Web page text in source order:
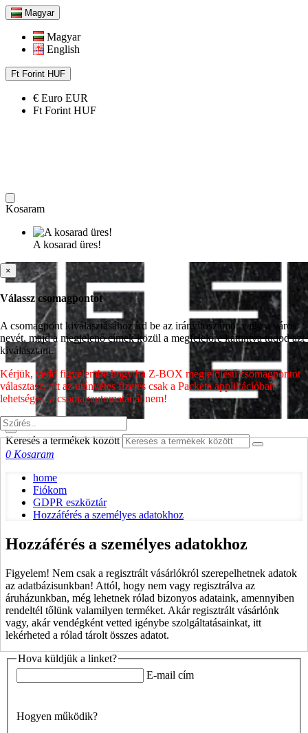
Magyar
Magyar
English
Ft Forint HUF
€ Euro EUR
Ft Forint HUF
Kosaram
A kosarad üres!
Keresés a termékek között
0 Kosaram
home
Fiókom
GDPR eszköztár
Hozzáférés a személyes adatokhoz
Hozzáférés a személyes adatokhoz
Figyelem! Nem csak a regisztrált vásárlókról szerepelhetnek adatok
az adatbázisunkban! Attól, hogy nem vagy regisztrálva az
áruházunkban, még lehetnek rólad bizonyos adataink, amennyiben
rendeltél tőlünk valamilyen terméket. Akár regisztrált vásárlónk
vagy, akár vendégként vetted igénybe szolgáltatásainkat, itt
lekérheted a rólad tárolt összes adatot.
Hova küldjük a linket?
E-mail cím
Hogyen működik?
×
Válassz csomagpontot
A csomagpont kiválasztásához írd be az irányítószámot vagy a város
nevét, majd a megjelenő címek közül a megfelelőre kattintva tudod azt
kiválasztani.
Kérjük, vedd figyelembe hogy ha Z-BOX megjelölésű csomagpontot
választasz, ott az utánvétes fizetés csak a Packeta applikációban
lehetséges, a csomagautomatánál nem!